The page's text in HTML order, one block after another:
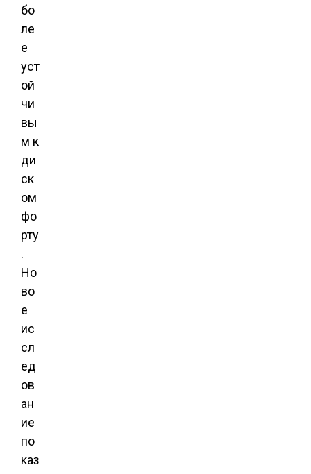
бо
ле
е
уст
ой
чи
вы
м к
ди
ск
ом
фо
рту
.
Но
во
е
ис
сл
ед
ов
ан
ие
по
каз